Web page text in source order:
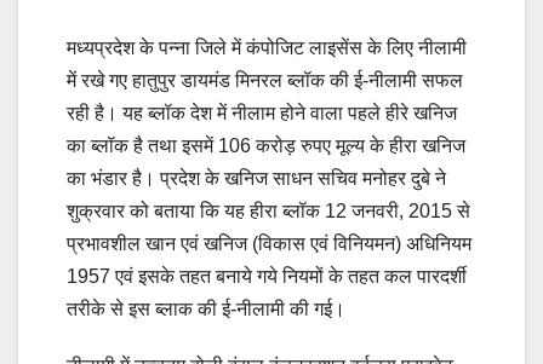
मध्यप्रदेश के पन्ना जिले में कंपोजिट लाइसेंस के लिए नीलामी
में रखे गए हातुपुर डायमंड मिनरल ब्लॉक की ई-नीलामी सफल
रही है। यह ब्लॉक देश में नीलाम होने वाला पहले हीरे खनिज
का ब्लॉक है तथा इसमें 106 करोड़ रुपए मूल्य के हीरा खनिज
का भंडार है। प्रदेश के खनिज साधन सचिव मनोहर दुबे ने
शुक्रवार को बताया कि यह हीरा ब्लॉक 12 जनवरी, 2015 से
प्रभावशील खान एवं खनिज (विकास एवं विनियमन) अधिनियम
1957 एवं इसके तहत बनाये गये नियमों के तहत कल पारदर्शी
तरीके से इस ब्लाक की ई-नीलामी की गई।